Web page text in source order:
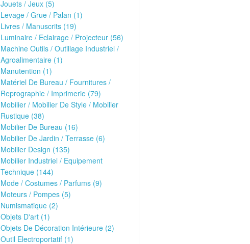
Jouets / Jeux (5)
Levage / Grue / Palan (1)
Livres / Manuscrits (19)
Luminaire / Eclairage / Projecteur (56)
Machine Outils / Outillage Industriel /
Agroalimentaire (1)
Manutention (1)
Matériel De Bureau / Fournitures /
Reprographie / Imprimerie (79)
Mobilier / Mobilier De Style / Mobilier
Rustique (38)
Mobilier De Bureau (16)
Mobilier De Jardin / Terrasse (6)
Mobilier Design (135)
Mobilier Industriel / Equipement
Technique (144)
Mode / Costumes / Parfums (9)
Moteurs / Pompes (5)
Numismatique (2)
Objets D'art (1)
Objets De Décoration Intérieure (2)
Outil Electroportatif (1)